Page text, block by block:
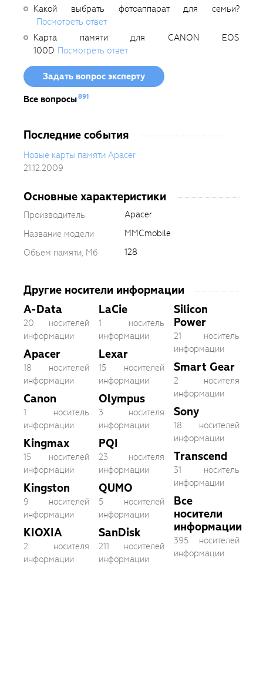
Какой выбрать фотоаппарат для семьи?
Посмотреть ответ
Карта памяти для CANON EOS
100D Посмотреть ответ
Задать вопрос эксперту
Все вопросы891
Последние события
Новые карты памяти Apacer
21.12.2009
Основные характеристики
Производитель
Apacer
Название модели
MMCmobile
Объем памяти, Мб
128
Другие носители информации
A-Data
20 носителей
информации
Apacer
18 носителей
информации
Canon
1 носитель
информации
Kingmax
15 носителей
информации
Kingston
9 носителей
информации
KIOXIA
2 носителя
информации
LaCie
1 носитель
информации
Lexar
15 носителей
информации
Olympus
3 носителя
информации
PQI
23 носителя
информации
QUMO
5 носителей
информации
SanDisk
211 носителей
информации
Silicon
Power
21 носитель
информации
Smart Gear
2 носителя
информации
Sony
18 носителей
информации
Transcend
31 носитель
информации
Все
носители
информации
395 носителей
информации